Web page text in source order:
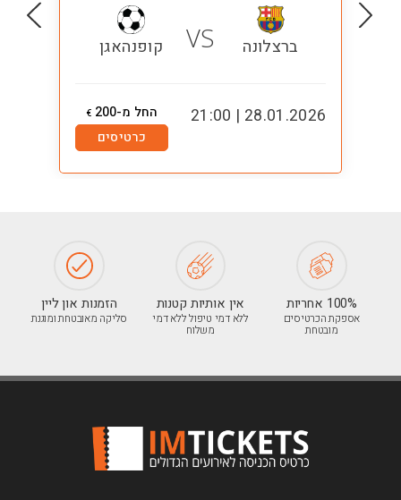
ברצלונה VS קופנהאגן
28.01.2026 | 21:00 החל מ-200 €
כרטיסים
100% אחריות
אספקת הכרטיסים
מובטחת
אין אותיות קטנות
ללא דמי טיפול ללא דמי
משלוח
הזמנות און ליין
סליקה מאובטחת ומוגנת